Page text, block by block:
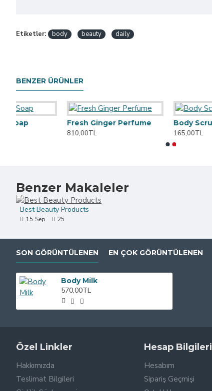
Etiketler: body beauty daily
BENZER ÜRÜNLER
Fresh Ginger Perfume
Body Scrub
Benzer Makaleler
Best Beauty Products
15 Sep 25
SON GÖRÜNTÜLENEN EN ÇOK GÖRÜNTÜLENEN
Body Milk
570,00TL
Özel Linkler
Hakkımızda
Teslimat Bilgileri
Hesap Bilgileri
Hesabım
Sipariş Geçmişi